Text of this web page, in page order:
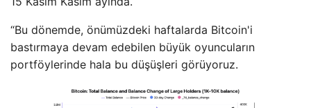
“Bu dönemde, önümüzdeki haftalarda Bitcoin'i
bastırmaya devam edebilen büyük oyuncuların
portföylerinde hala bu düşüşleri görüyoruz.